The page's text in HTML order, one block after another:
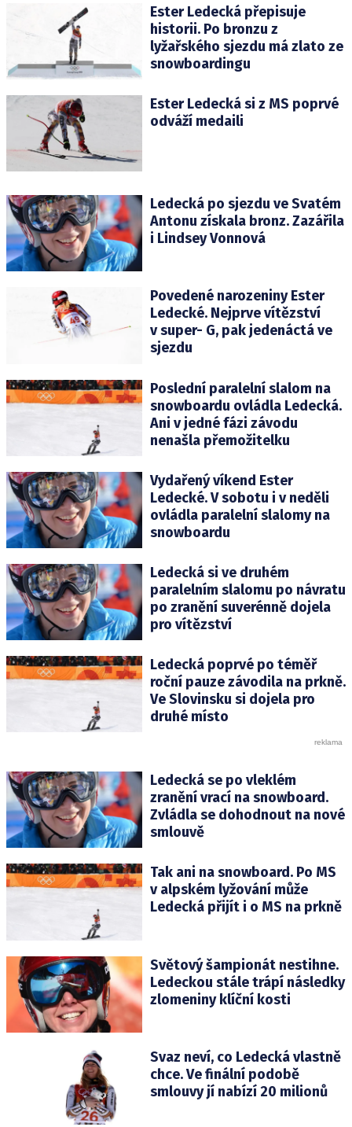
Ester Ledecká přepisuje
historii. Po bronzu z
lyžařského sjezdu má zlato ze
snowboardingu
Ester Ledecká si z MS poprvé
odváží medaili
Ledecká po sjezdu ve Svatém
Antonu získala bronz. Zazářila
i Lindsey Vonnová
Povedené narozeniny Ester
Ledecké. Nejprve vítězství
v super- G, pak jedenáctá ve
sjezdu
Poslední paralelní slalom na
snowboardu ovládla Ledecká.
Ani v jedné fázi závodu
nenašla přemožitelku
Vydařený víkend Ester
Ledecké. V sobotu i v neděli
ovládla paralelní slalomy na
snowboardu
Ledecká si ve druhém
paralelním slalomu po návratu
po zranění suverénně dojela
pro vítězství
Ledecká poprvé po téměř
roční pauze závodila na prkně.
Ve Slovinsku si dojela pro
druhé místo
Ledecká se po vleklém
zranění vrací na snowboard.
Zvládla se dohodnout na nové
smlouvě
Tak ani na snowboard. Po MS
v alpském lyžování může
Ledecká přijít i o MS na prkně
Světový šampionát nestihne.
Ledeckou stále trápí následky
zlomeniny klíční kosti
Svaz neví, co Ledecká vlastně
chce. Ve finální podobě
smlouvy jí nabízí 20 milionů